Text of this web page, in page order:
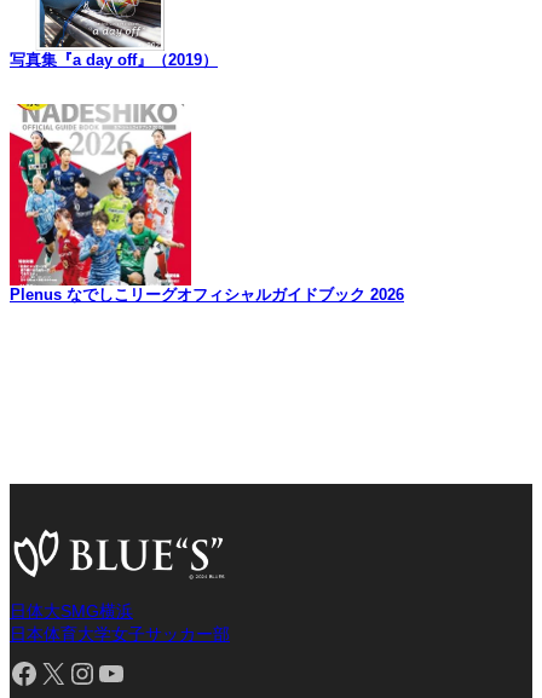
写真集『a day off』（2019）
Plenus なでしこリーグオフィシャルガイドブック 2026
日体大SMG横浜
日本体育大学女子サッカー部
Facebook X Instagram YouTube